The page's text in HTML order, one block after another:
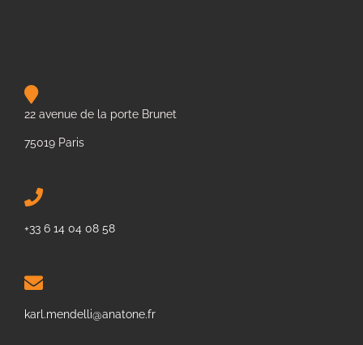
22 avenue de la porte Brunet
75019 Paris
+33 6 14 04 08 58
karl.mendelli@anatone.fr